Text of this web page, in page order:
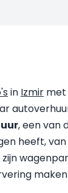
in Izmir met
, een van
heeft,